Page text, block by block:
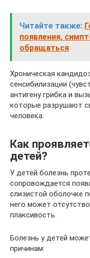
Читайте также:
появления,
обращаться
Хроническая
сенсибилизации
антигену грибка и
которые разрушают
человека.
Как
детей?
У детей болезнь
сопровождается
слизистой оболочке
него может
плаксивость.
Болезнь у детей
причинам: